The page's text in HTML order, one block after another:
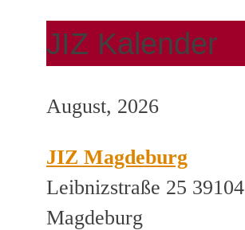
JIZ Kalender
August, 2026
JIZ Magdeburg
Leibnizstraße 25 39104
Magdeburg